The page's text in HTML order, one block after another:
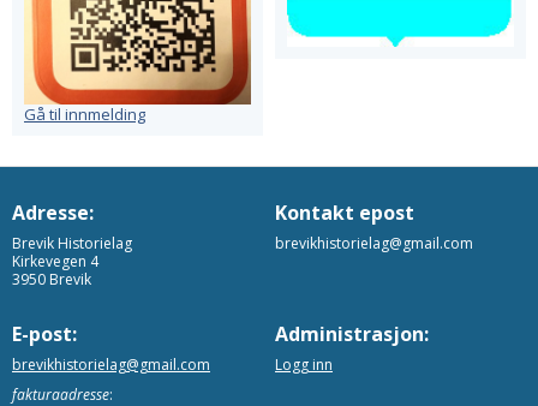
Gå til innmelding
Adresse:
Brevik Historielag
Kirkevegen 4
3950 Brevik
Kontakt epost
brevikhistorielag@gmail.com
E-post:
brevikhistorielag@gmail.com
fakturaadresse:
Administrasjon:
Logg inn